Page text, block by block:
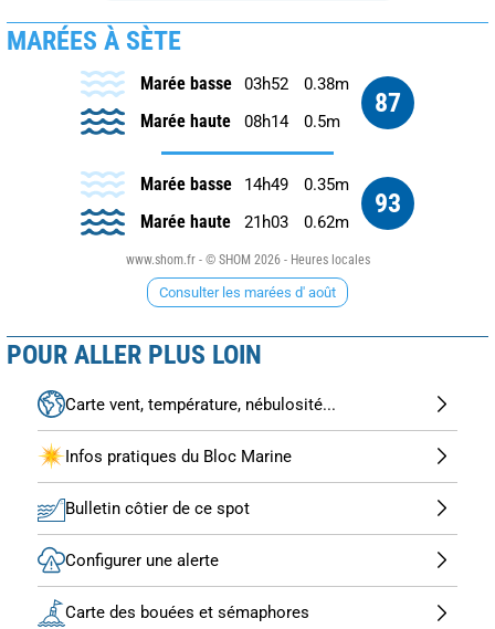
MARÉES À SÈTE
87
Marée basse 03h52 0.38m
Marée haute 08h14 0.5m
93
Marée basse 14h49 0.35m
Marée haute 21h03 0.62m
www.shom.fr - © SHOM 2026 - Heures locales
Consulter les marées d' août
POUR ALLER PLUS LOIN
Carte vent, température, nébulosité...
Infos pratiques du Bloc Marine
Bulletin côtier de ce spot
Configurer une alerte
Carte des bouées et sémaphores